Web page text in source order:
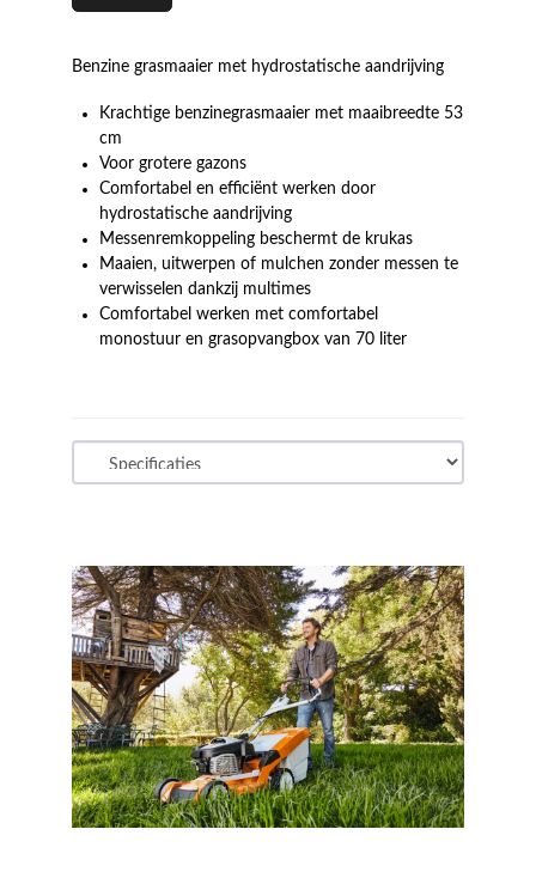
Benzine grasmaaier met hydrostatische aandrijving
Krachtige benzinegrasmaaier met maaibreedte 53
cm
Voor grotere gazons
Comfortabel en efficiënt werken door
hydrostatische aandrijving
Messenremkoppeling beschermt de krukas
Maaien, uitwerpen of mulchen zonder messen te
verwisselen dankzij multimes
Comfortabel werken met comfortabel
monostuur en grasopvangbox van 70 liter